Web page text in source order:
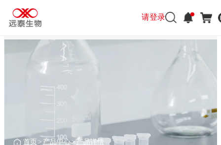
请登录
首页 > 产品中心> 产品详情